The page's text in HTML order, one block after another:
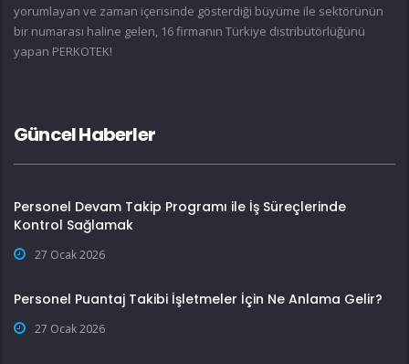
yorumlayan ve zaman içerisinde gösterdiği büyüme ile sektörünün
bir numarası haline gelen, 16 firmanın Türkiye distribütörlüğünü
yapan PERKOTEK!
Güncel Haberler
Personel Devam Takip Programı ile İş Süreçlerinde
Kontrol Sağlamak
27 Ocak 2026
Personel Puantaj Takibi İşletmeler İçin Ne Anlama Gelir?
27 Ocak 2026